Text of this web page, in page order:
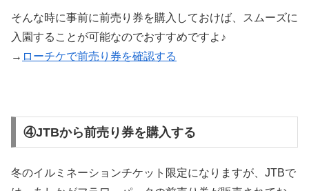
そんな時に事前に前売り券を購入しておけば、スムーズに
入園することが可能なのでおすすめですよ♪
→ ローチケで前売り券を確認する
④JTBから前売り券を購入する
冬のイルミネーションチケット限定になりますが、JTBで